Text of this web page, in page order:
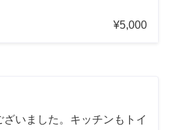
¥5,000
いました。キッチンもトイ